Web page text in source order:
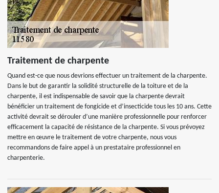
Traitement de charpente
Quand est-ce que nous devrions effectuer un traitement de la charpente.
Dans le but de garantir la solidité structurelle de la toiture et de la
charpente, il est indispensable de savoir que la charpente devrait
bénéficier un traitement de fongicide et d’insecticide tous les 10 ans. Cette
activité devrait se dérouler d’une manière professionnelle pour renforcer
efficacement la capacité de résistance de la charpente. Si vous prévoyez
mettre en œuvre le traitement de votre charpente, nous vous
recommandons de faire appel à un prestataire professionnel en
charpenterie.